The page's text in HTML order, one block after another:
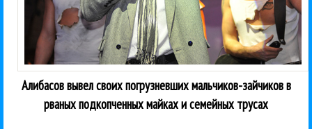
Алибасов вывел своих погрузневших мальчиков-зайчиков в
рваных подкопченных майках и семейных трусах